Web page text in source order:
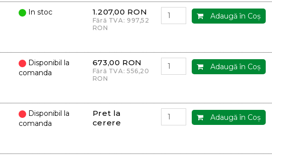
In stoc 1.207,00 RON
Fără TVA: 997,52
RON
Adaugă în Coş
Disponibil la
comanda
673,00 RON
Fără TVA: 556,20
RON
Adaugă în Coş
Disponibil la
comanda
Pret la
cerere
Adaugă în Coş